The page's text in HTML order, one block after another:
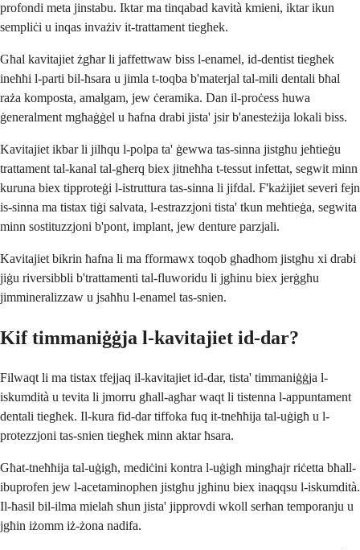
profondi meta jinstabu. Iktar ma tinqabad kavità kmieni, iktar ikun
sempliċi u inqas invażiv it-trattament tiegħek.
Għal kavitajiet żgħar li jaffettwaw biss l-enamel, id-dentist tiegħek
ineħħi l-parti bil-ħsara u jimla t-toqba b'materjal tal-mili dentali bħal
raża komposta, amalgam, jew ċeramika. Dan il-proċess huwa
ġeneralment mgħaġġel u ħafna drabi jista' jsir b'anesteżija lokali biss.
Kavitajiet ikbar li jilħqu l-polpa ta' ġewwa tas-sinna jistgħu jeħtieġu
trattament tal-kanal tal-għerq biex jitneħħa t-tessut infettat, segwit minn
kuruna biex tipproteġi l-istruttura tas-sinna li jifdal. F'każijiet severi fejn
is-sinna ma tistax tiġi salvata, l-estrazzjoni tista' tkun meħtieġa, segwita
minn sostituzzjoni b'pont, implant, jew denture parzjali.
Kavitajiet bikrin ħafna li ma fformawx toqob għadhom jistgħu xi drabi
jiġu riversibbli b'trattamenti tal-fluworidu li jgħinu biex jerġgħu
jimmineralizzaw u jsaħħu l-enamel tas-snien.
Kif timmaniġġja l-kavitajiet id-dar?
Filwaqt li ma tistax tfejjaq il-kavitajiet id-dar, tista' timmaniġġja l-
iskumdità u tevita li jmorru għall-agħar waqt li tistenna l-appuntament
dentali tiegħek. Il-kura fid-dar tiffoka fuq it-tneħħija tal-uġigħ u l-
protezzjoni tas-snien tiegħek minn aktar ħsara.
Għat-tneħħija tal-uġigħ, mediċini kontra l-uġigħ mingħajr riċetta bħall-
ibuprofen jew l-acetaminophen jistgħu jgħinu biex inaqqsu l-iskumdità.
Il-ħasil bil-ilma mielaħ sħun jista' jipprovdi wkoll serħan temporanju u
jgħin iżomm iż-żona nadifa.